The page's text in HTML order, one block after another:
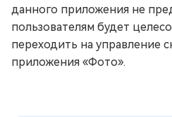
данного приложения не
пользователям будет
переходить на управление
приложения «Фото».